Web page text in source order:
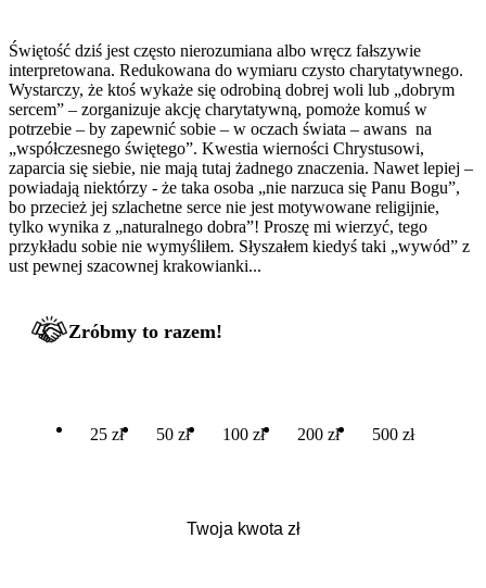
Świętość dziś jest często nierozumiana albo wręcz fałszywie
interpretowana. Redukowana do wymiaru czysto charytatywnego.
Wystarczy, że ktoś wykaże się odrobiną dobrej woli lub „dobrym
sercem” – zorganizuje akcję charytatywną, pomoże komuś w
potrzebie – by zapewnić sobie – w oczach świata – awans na
„współczesnego świętego”. Kwestia wierności Chrystusowi,
zaparcia się siebie, nie mają tutaj żadnego znaczenia. Nawet lepiej –
powiadają niektórzy - że taka osoba „nie narzuca się Panu Bogu”,
bo przecież jej szlachetne serce nie jest motywowane religijnie,
tylko wynika z „naturalnego dobra”! Proszę mi wierzyć, tego
przykładu sobie nie wymyśliłem. Słyszałem kiedyś taki „wywód” z
ust pewnej szacownej krakowianki...
Zróbmy to razem!
25 zł 50 zł 100 zł 200 zł 500 zł